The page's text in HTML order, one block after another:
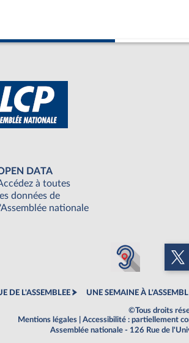
DATA
à toutes
les données de
l'Assemblée nationale
DE L'ASSEMBLEE UNE SEMAINE À
©Tous droits
Mentions légales
Accessibilité : partiellement
Assemblée nationale - 126 Rue de